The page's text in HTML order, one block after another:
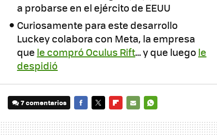
a probarse en el ejército de EEUU
Curiosamente para este desarrollo
Luckey colabora con Meta, la empresa
que le compró Oculus Rift... y que luego le
despidió
7 comentarios
MAIL